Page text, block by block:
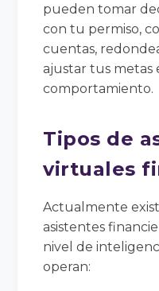
pueden tomar
con tu permiso,
cuentas,
ajustar tus metas
comportamiento.
Tipos de
virtuales
Actualmente
asistentes
nivel de
operan: